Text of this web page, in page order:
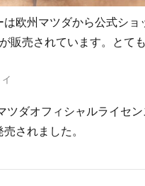
欧州マツダから公式シ
販売されています。とて
ツダオフィシャルライセ
されました。